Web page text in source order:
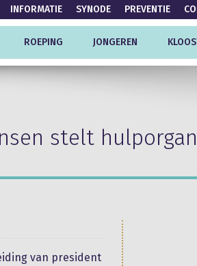
INFORMATIE SYNODE PREVENTIE
ROEPING JONGEREN
stelt
van president